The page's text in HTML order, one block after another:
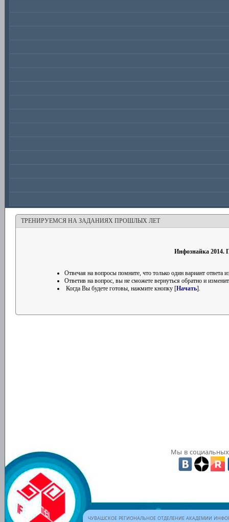
ТРЕНИРУЕМСЯ НА ЗАДАНИЯХ ПРОШЛЫХ ЛЕТ
Инфознайка 2014.
Отвечая на вопросы помните, что только один вариант ответа
Ответив на вопрос, вы не сможете вернуться обратно и
Когда Вы будете готовы, нажмите кнопку [Начать].
Мы в социальных
ЧУВАШСКОЕ РЕГИОНАЛЬНОЕ ОТДЕЛЕНИЕ АКАДЕМИИ